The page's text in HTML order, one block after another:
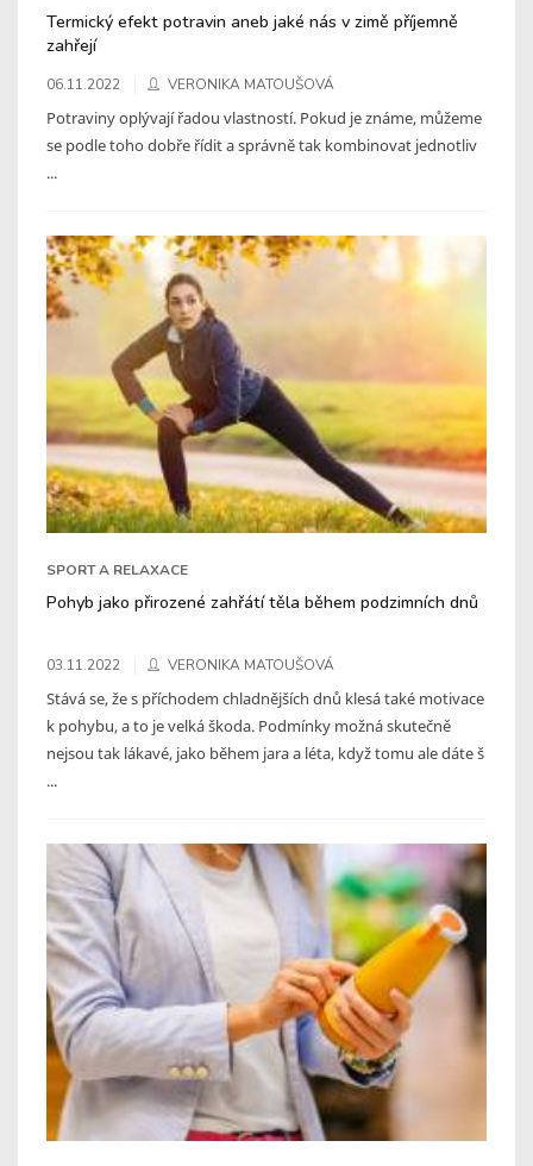
Termický efekt potravin aneb jaké nás v zimě příjemně
zahřejí
06.11.2022 VERONIKA MATOUŠOVÁ
Potraviny oplývají řadou vlastností. Pokud je známe, můžeme
se podle toho dobře řídit a správně tak kombinovat jednotliv
...
SPORT A RELAXACE
Pohyb jako přirozené zahřátí těla během podzimních dnů
03.11.2022 VERONIKA MATOUŠOVÁ
Stává se, že s příchodem chladnějších dnů klesá také motivace
k pohybu, a to je velká škoda. Podmínky možná skutečně
nejsou tak lákavé, jako během jara a léta, když tomu ale dáte š
...